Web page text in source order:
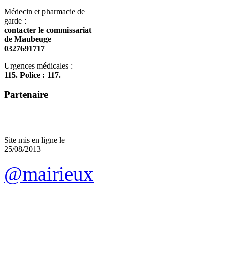
Médecin et pharmacie de
garde :
contacter le commissariat
de Maubeuge
0327691717
Urgences médicales :
115. Police : 117.
Partenaire
Site mis en ligne le
25/08/2013
@mairieux